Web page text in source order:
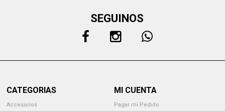
SEGUINOS
CATEGORIAS
Accesorios
MI CUENTA
Pagar mi Pedido